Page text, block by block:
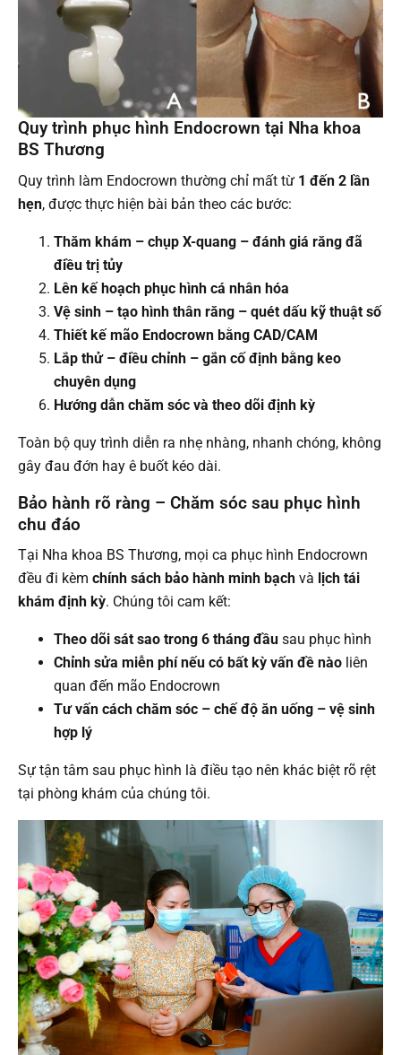
Quy trình phục hình Endocrown tại Nha khoa
BS Thương
Quy trình làm Endocrown thường chỉ mất từ 1 đến 2 lần
hẹn, được thực hiện bài bản theo các bước:
Thăm khám – chụp X-quang – đánh giá răng đã
điều trị tủy
Lên kế hoạch phục hình cá nhân hóa
Vệ sinh – tạo hình thân răng – quét dấu kỹ thuật số
Thiết kế mão Endocrown bằng CAD/CAM
Lắp thử – điều chỉnh – gắn cố định bằng keo
chuyên dụng
Hướng dẫn chăm sóc và theo dõi định kỳ
Toàn bộ quy trình diễn ra nhẹ nhàng, nhanh chóng, không
gây đau đớn hay ê buốt kéo dài.
Bảo hành rõ ràng – Chăm sóc sau phục hình
chu đáo
Tại Nha khoa BS Thương, mọi ca phục hình Endocrown
đều đi kèm chính sách bảo hành minh bạch và lịch tái
khám định kỳ. Chúng tôi cam kết:
Theo dõi sát sao trong 6 tháng đầu sau phục hình
Chỉnh sửa miễn phí nếu có bất kỳ vấn đề nào liên
quan đến mão Endocrown
Tư vấn cách chăm sóc – chế độ ăn uống – vệ sinh
hợp lý
Sự tận tâm sau phục hình là điều tạo nên khác biệt rõ rệt
tại phòng khám của chúng tôi.